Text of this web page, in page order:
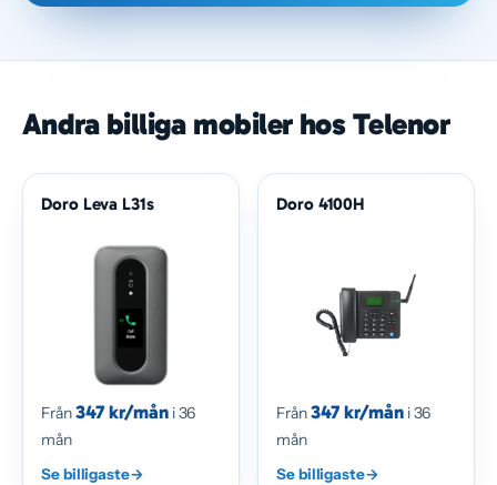
Andra billiga mobiler hos Telenor
Doro Leva L31s
Från347 kr/måni 36
mån
Se billigaste→
Doro 4100H
Från347 kr/måni 36
mån
Se billigaste→